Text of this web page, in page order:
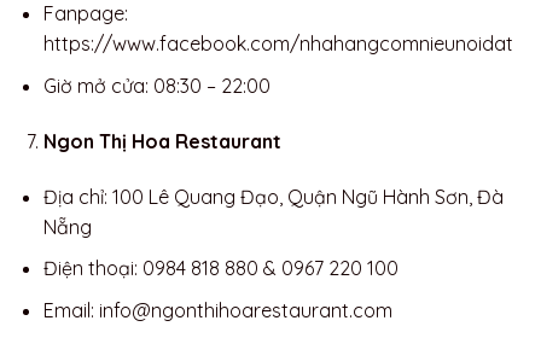
Fanpage:
https://www.facebook.com/nhahangcomnieunoidat
Giờ mở cửa: 08:30 – 22:00
Ngon Thị Hoa Restaurant
Địa chỉ: 100 Lê Quang Đạo, Quận Ngũ Hành Sơn, Đà
Nẵng
Điện thoại: 0984 818 880 & 0967 220 100
Email: info@ngonthihoarestaurant.com